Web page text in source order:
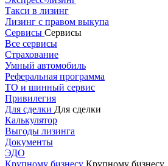
Такси в лизинг
Лизинг с правом выкупа
Сервисы Сервисы
Все сервисы
Страхование
Умный автомобиль
Реферальная программа
ТО и шинный сервис
Привилегия
Для сделки Для сделки
Калькулятор
Выгоды лизинга
Документы
ЭДО
Крупному бизнесу Крупному бизнесу